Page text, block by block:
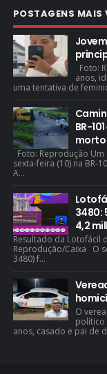
POSTAGENS MAIS
Foto:
anos,
uma tentativa de
BR-
morto
Foto: Reprodução
sexta-feira (10) na BR-
A...
3480:
4,2
Resultado da Lotofácil
Reprodução/Caixa O
3480) f...
O
político
anos, casado e pai de